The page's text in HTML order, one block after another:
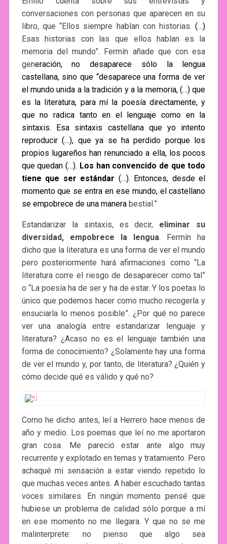
conversaciones con personas que aparecen en su
libro, que “Ellos siempre hablan con historias.(…)
Esas historias con las que ellos hablan es la
memoria del mundo”. Fermín añade que con esa
generación, no desaparece sólo la lengua
castellana, sino que “desaparece una forma de ver
el mundo unida a la tradición y a la memoria, (…) que
es la literatura, para mí la poesía directamente, y
que no radica tanto en el lenguaje como en la
sintaxis. Esa sintaxis castellana que yo intento
reproducir (…), que ya se ha perdido porque los
propios lugareños han renunciado a ella, los pocos
que quedan (…). Los han convencido de que todo
tiene que ser estándar (…). Entonces, desde el
momento que se entra en ese mundo, el castellano
se empobrece de una manera bestial.”
Estandarizar la sintaxis, es decir, eliminar su
diversidad, empobrece la lengua. Fermín ha
dicho que la literatura es una forma de ver el mundo
pero posteriormente hará afirmaciones como “La
literatura corre el riesgo de desaparecer como tal”
o “La poesía ha de ser y ha de estar. Y los poetas lo
único que podemos hacer como mucho recogerla y
ensuciarla lo menos posible”. ¿Por qué no parece
ver una analogía entre estandarizar lenguaje y
literatura? ¿Acaso no es el lenguaje también una
forma de conocimiento? ¿Solamente hay una forma
de ver el mundo y, por tanto, de literatura? ¿Quién y
cómo decide qué es válido y qué no?
Como he dicho antes, leí a Herrero hace menos de
año y medio. Los poemas que leí no me aportaron
gran cosa. Me pareció estar ante algo muy
recurrente y explotado en temas y tratamiento. Pero
achaqué mi sensación a estar viendo repetido lo
que muchas veces antes. A haber escuchado tantas
voces similares. En ningún momento pensé que
hubiese un problema de calidad sólo porque a mí
en ese momento no me llegara. Y que no se me
malinterprete: no pienso que algo sea